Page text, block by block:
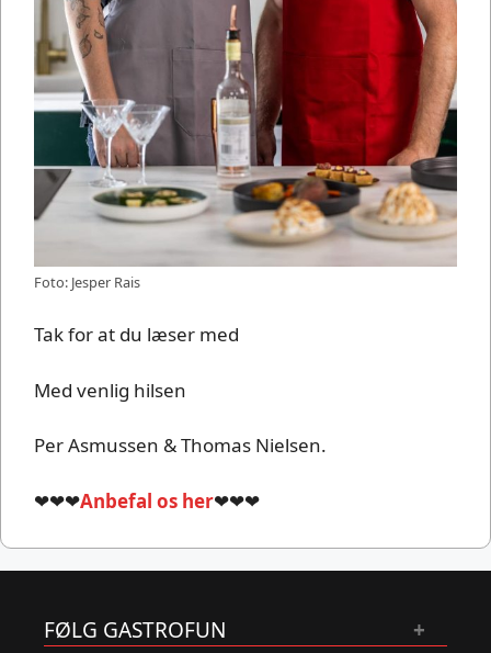
Foto: Jesper Rais
Tak for at du læser med
Med venlig hilsen
Per Asmussen & Thomas Nielsen.
❤❤❤Anbefal os her❤❤❤
FØLG GASTROFUN